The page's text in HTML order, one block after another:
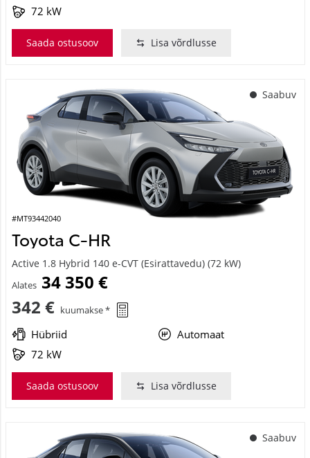
72 kW
Saada ostusoov Lisa võrdlusse
Saabuv
#MT93442040
Toyota C-HR
Active 1.8 Hybrid 140 e-CVT (Esirattavedu) (72 kW)
Alates 34 350 €
342 € kuumakse *
Hübriid
Automaat
72 kW
Saada ostusoov Lisa võrdlusse
Saabuv